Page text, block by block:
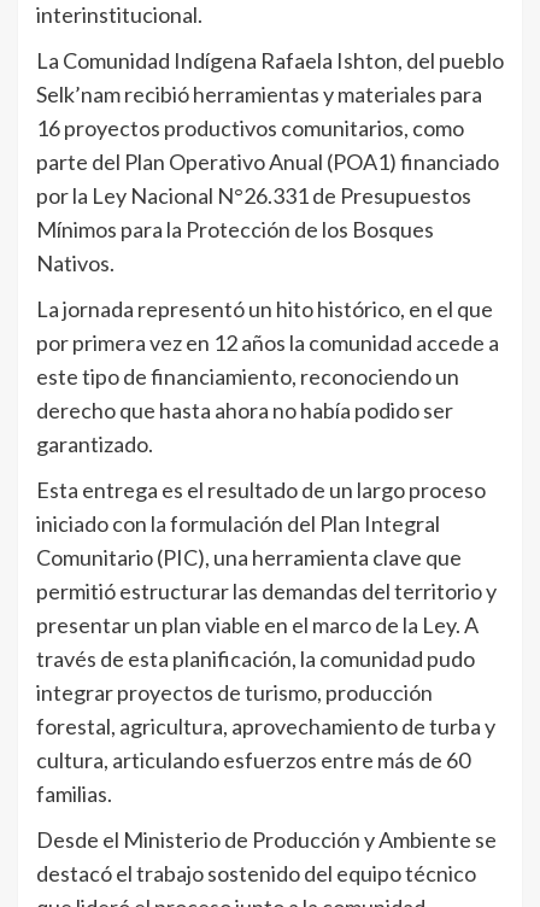
interinstitucional.
La Comunidad Indígena Rafaela Ishton, del pueblo
Selk’nam recibió herramientas y materiales para
16 proyectos productivos comunitarios, como
parte del Plan Operativo Anual (POA1) financiado
por la Ley Nacional N°26.331 de Presupuestos
Mínimos para la Protección de los Bosques
Nativos.
La jornada representó un hito histórico, en el que
por primera vez en 12 años la comunidad accede a
este tipo de financiamiento, reconociendo un
derecho que hasta ahora no había podido ser
garantizado.
Esta entrega es el resultado de un largo proceso
iniciado con la formulación del Plan Integral
Comunitario (PIC), una herramienta clave que
permitió estructurar las demandas del territorio y
presentar un plan viable en el marco de la Ley. A
través de esta planificación, la comunidad pudo
integrar proyectos de turismo, producción
forestal, agricultura, aprovechamiento de turba y
cultura, articulando esfuerzos entre más de 60
familias.
Desde el Ministerio de Producción y Ambiente se
destacó el trabajo sostenido del equipo técnico